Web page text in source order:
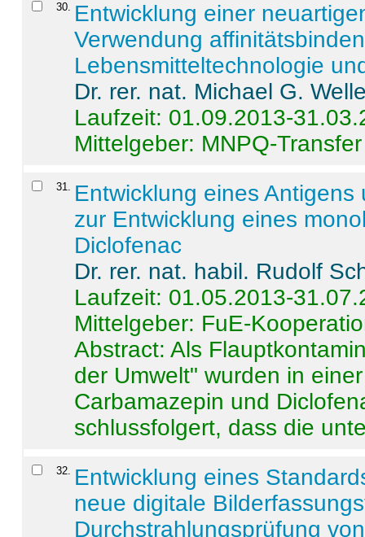
30. Entwicklung einer
Verwendung
Lebensmitteltechnologie
Dr. rer. nat. Michael G.
Laufzeit: 01.09.2013-
Mittelgeber: MNPQ-Transfer
31. Entwicklung eines
zur Entwicklung eines
Diclofenac
Dr. rer. nat. habil. Rudolf
Laufzeit: 01.05.2013-
Mittelgeber: FuE-
Abstract:Als
der Umwelt" wurden in
Carbamazepin und
schlussfolgert, dass die
32. Entwicklung eines
neue digitale
Durchstrahlungsprüfung